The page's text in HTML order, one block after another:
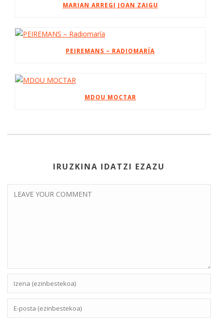
MARIAN ARREGI JOAN ZAIGU
PEIREMANS – RADIOMARÍA
MDOU MOCTAR
IRUZKINA IDATZI EZAZU